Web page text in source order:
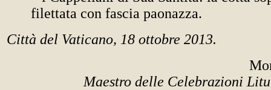
filettata con fascia paonazza.
Città del Vaticano, 18 ottobre 2013.
Maestro delle Celebrazioni